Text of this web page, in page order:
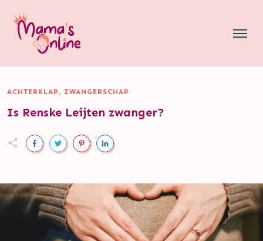
ACHTERKLAP , ZWANGERSCHAP
Is Renske Leijten zwanger?